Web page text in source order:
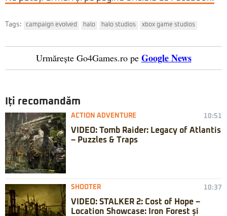
Tags: campaign evolved halo halo studios xbox game studios
Urmărește Go4Games.ro pe Google News
Iți recomandăm
ACTION ADVENTURE 10:51
VIDEO: Tomb Raider: Legacy of Atlantis
– Puzzles & Traps
SHOOTER 10:37
VIDEO: STALKER 2: Cost of Hope –
Location Showcase: Iron Forest și